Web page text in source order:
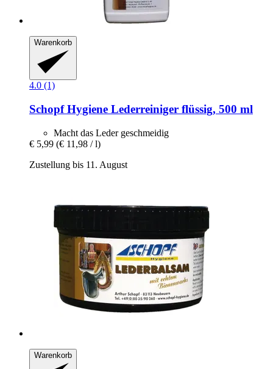
Warenkorb
4.0 (1)
Schopf Hygiene Lederreiniger flüssig, 500 ml
Macht das Leder geschmeidig
€ 5,99 (€ 11,98 / l)
Zustellung bis 11. August
Warenkorb